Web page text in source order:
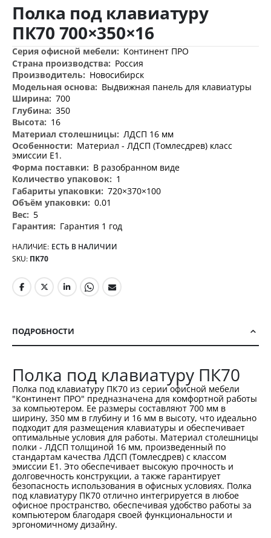
началу
изображений
Полка под клавиатуру
ПК70 700×350×16
Дополнительная
информация
Континент ПРО
Россия
Новосибирск
Выдвижная панель для клавиатуры
700
350
16
ЛДСП 16 мм
Материал - ЛДСП (Томлесдрев) класс
эмиссии Е1.
В разобранном виде
1
720×370×100
0.01
5
Гарантия 1 год
НАЛИЧИЕ: ЕСТЬ В НАЛИЧИИ
SKU ПК70
ПОДРОБНОСТИ
Полка под клавиатуру ПК70
Полка под клавиатуру ПК70 из серии офисной мебели
"Континент ПРО" предназначена для комфортной работы
за компьютером. Ее размеры составляют 700 мм в
ширину, 350 мм в глубину и 16 мм в высоту, что идеально
подходит для размещения клавиатуры и обеспечивает
оптимальные условия для работы. Материал столешницы
полки - ЛДСП толщиной 16 мм, произведенный по
стандартам качества ЛДСП (Томлесдрев) с классом
эмиссии Е1. Это обеспечивает высокую прочность и
долговечность конструкции, а также гарантирует
безопасность использования в офисных условиях. Полка
под клавиатуру ПК70 отлично интегрируется в любое
офисное пространство, обеспечивая удобство работы за
компьютером благодаря своей функциональности и
эргономичному дизайну.